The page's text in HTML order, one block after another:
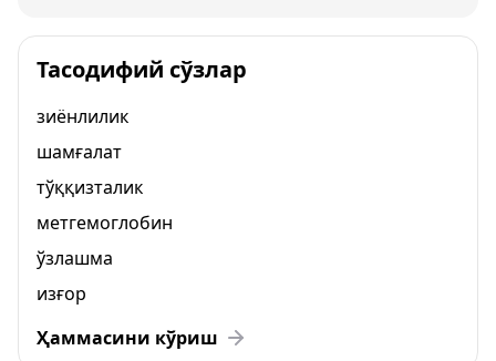
Тасодифий сўзлар
зиёнлилик
шамғалат
тўққизталик
метгемоглобин
ўзлашма
изғор
Ҳаммасини кўриш